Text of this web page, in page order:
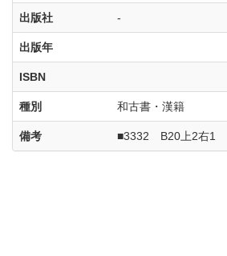
出版社 -
出版年
ISBN
種別 和古書・漢籍
備考 ■3332 B20上2右1